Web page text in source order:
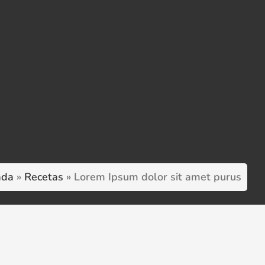
» Recetas » Lorem Ipsum dolor sit amet purus